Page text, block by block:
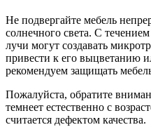
Не подвергайте мебель
солнечного света. С
лучи могут создавать
привести к его выцветанию
рекомендуем защищать
Пожалуйста, обратите
темнеет естественно с
считается дефектом качества.